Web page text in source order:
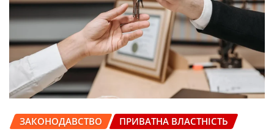
ЗАКОНОДАВСТВО ПРИВАТНА ВЛАСТНІСТЬ